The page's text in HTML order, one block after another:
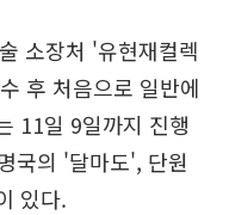
소장처 '유현재컬렉
후 처음으로 일반에
11일 9일까지 진행
국의 '달마도', 단원
있다.